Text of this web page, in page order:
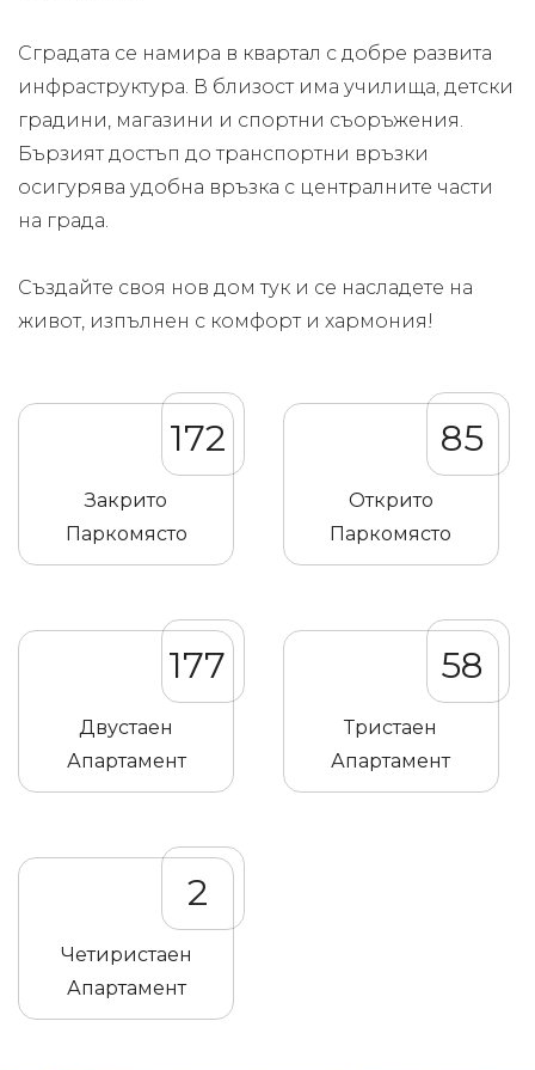
Сградата се намира в квартал с добре развита
инфраструктура. В близост има училища, детски
градини, магазини и спортни съоръжения.
Бързият достъп до транспортни връзки
осигурява удобна връзка с централните части
на града.
Създайте своя нов дом тук и се насладете на
живот, изпълнен с комфорт и хармония!
172
Закрито
Паркомясто
85
Открито
Паркомясто
177
Двустаен
Апартамент
58
Тристаен
Апартамент
2
Четиристаен
Апартамент